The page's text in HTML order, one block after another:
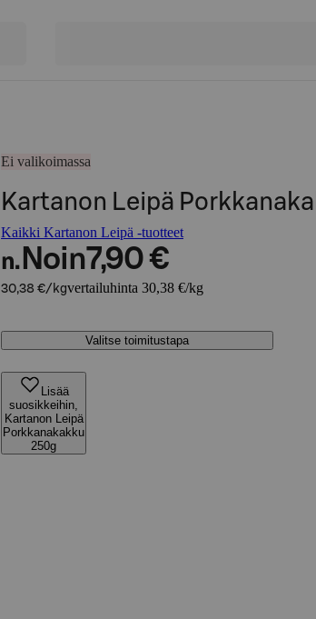
Ei valikoimassa
Kartanon Leipä
Kaikki Kartanon Leipä -tuotteet
n. Noin7,90 €
30,38 €/kgvertailuhinta 30,38 €/kg
Valitse toimitustapa
Lisää
suosikkeihin,
Kartanon Leipä
Porkkanakakku
250g